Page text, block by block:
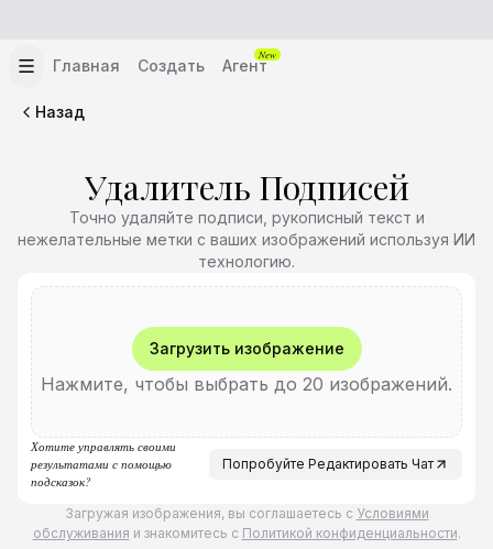
Главная Создать Агент
New
Назад
Удалитель Подписей
Точно удаляйте подписи, рукописный текст и
нежелательные метки с ваших изображений используя ИИ
технологию.
Загрузить изображение
Нажмите, чтобы выбрать до 20 изображений.
Хотите управлять своими
результатами с помощью
подсказок?
Попробуйте Редактировать Чат
Загружая изображения, вы соглашаетесь с Условиями
обслуживания и знакомитесь с Политикой конфиденциальности.